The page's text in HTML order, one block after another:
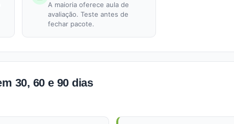
A maioria oferece aula de
avaliação. Teste antes de
fechar pacote.
30, 60 e 90 dias